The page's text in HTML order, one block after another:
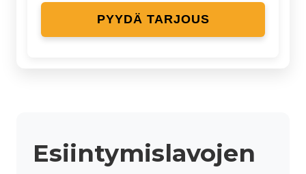
PYYDÄ TARJOUS
Esiintymislavojen